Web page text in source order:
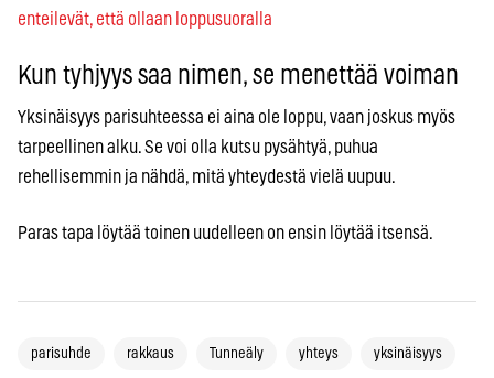
enteilevät, että ollaan loppusuoralla
Kun tyhjyys saa nimen, se menettää voiman
Yksinäisyys parisuhteessa ei aina ole loppu, vaan joskus myös
tarpeellinen alku. Se voi olla kutsu pysähtyä, puhua
rehellisemmin ja nähdä, mitä yhteydestä vielä uupuu.
Paras tapa löytää toinen uudelleen on ensin löytää itsensä.
parisuhde rakkaus Tunneäly yhteys yksinäisyys